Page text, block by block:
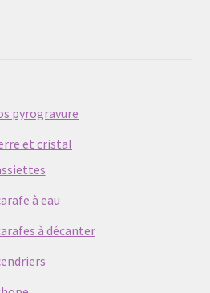
pyrogravure
et cristal
à eau
à décanter